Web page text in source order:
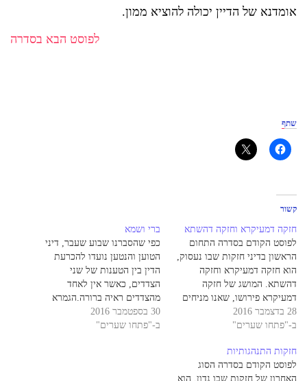
אומדנא של הדיין יכולה להוציא ממון.
לפוסט הבא בסדרה
שתף
קשור
חזקה דמעיקרא וחזקה דהשתא
לפוסט הקודם בסדרה התחום
הראשון בדיני חזקות שבו נעסוק,
הוא חזקה דמעיקרא וחזקה
דהשתא. המושג של חזקה
דמעיקרא פירושו, שאנו מניחים
שמצבו ההלכתי של חפץ מסויים
לא השתנה, ממה שהוא היה
לדבר אומרת הגמרא בחולין (ט.)
אומרת: אמר רב הונא: בהמה
28 בדצמבר 2016
ב-"פתחו שערים"
ברי ושמא
כפי שהסברנו שבוע שעבר, דיני
הטוען והנטען נועדו להכרעת
הדין בין הטענות של שני
הצדדים, כאשר אין לאחד
מהצדדים ראיה ברורה.הגמרא
(בבא קמא מו:) כבר אומרת,
שכלל גדול בדין – המוציא מחברו
30 בספטמבר 2016
ב-"פתחו שערים"
חזקות התנהגותיות
לפוסט הקודם בסדרה הסוג
האחרון של חזקות שבו נדון, הוא